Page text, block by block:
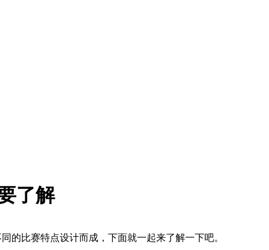
了解
的比赛特点设计而成，下面就一起来了解一下吧。